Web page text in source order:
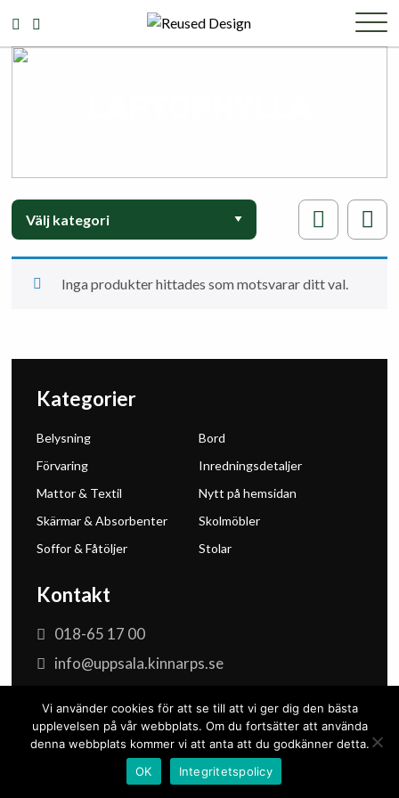
Inga produkter hittades som motsvarar ditt val.
Kontakt
018-65 17 00
info@uppsala.kinnarps.se
Integritetspolicy och GDPR
Kategorier
Belysning
Bord
Förvaring
Inredningsdetaljer
Mattor & Textil
Nytt på hemsidan
Skärmar & Absorbenter
Skolmöbler
Soffor & Fåtöljer
Stolar
Vi använder cookies för att se till att vi ger dig den bästa
upplevelsen på vår webbplats. Om du fortsätter att använda
denna webbplats kommer vi att anta att du godkänner detta.
OK
Integritetspolicy